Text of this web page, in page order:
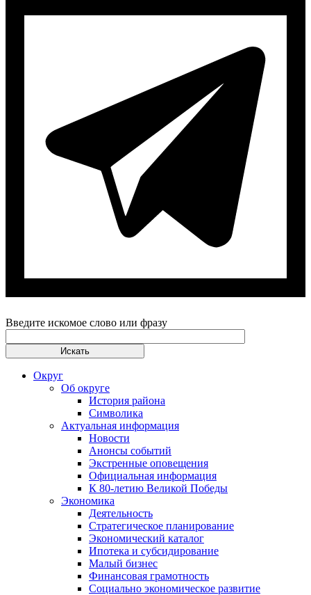
Введите искомое слово или фразу
Округ
Об округе
История района
Символика
Актуальная информация
Новости
Анонсы событий
Экстренные оповещения
Официальная информация
К 80-летию Великой Победы
Экономика
Деятельность
Стратегическое планирование
Экономический каталог
Ипотека и субсидирование
Малый бизнес
Финансовая грамотность
Социально экономическое развитие